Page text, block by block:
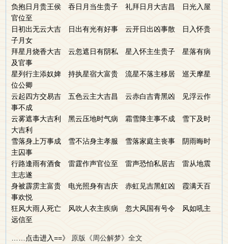
负抱日月贵王侯 吞日月当生贵子 礼拜日月大吉昌 日光入屋
官位至
日初出无云大吉 日出有光有好事 云开日出凶事散 日入怀贵
子月女
拜星月烧香大吉 云忽遮日有阴私 星入怀主生贵子 星落有病
及官事
星列行主添奴婢 持执星宿大富贵 流星不落主移居 巡天摩星
位公卿
云起四方交易吉 五色云主大吉昌 云赤白吉青黑凶 见浮云作
事不成
云雾遮事大吉利 黑云压地时气病 霜雪降主事不成 雪下及时
大吉利
雪落身上万事成 雪不沾身主孝服 雪落家庭主丧事 阴雨晦时
主囚事
行路逢雨有酒食 雷霆作声官位至 雷声恐怕私居吉 雷从地震
主志遂
身被霹雳主富贵 电光照身有吉庆 赤虹见吉黑虹凶 霞满天百
事欢悦
狂风大雨人死亡 风吹人衣主疾病 忽大风国有号令 风如吼主
远信至
……点击进入==》 原版《周公解梦》全文